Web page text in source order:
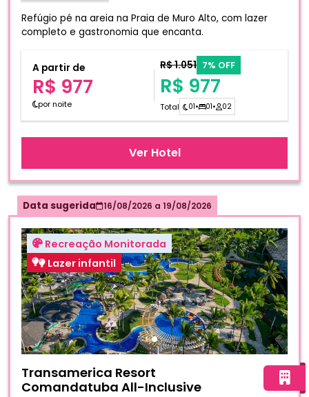
Refúgio pé na areia na Praia de Muro Alto, com lazer
completo e gastronomia que encanta.
A partir de
R$ 977
por noite
R$ 1.051 7% OFF
R$ 977
Total 01• 01• 02
Ver Hotel
Data sugerida 16/08/2026 a 19/08/2026
Recreação Monitorada
Lazer infantil
Fotos do hotel Transamerica Resort Comandatuba All-
Transamerica Resort
Comandatuba All-Inclusive